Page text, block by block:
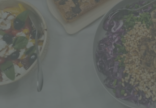
לשפר את
תפקוד האתר
ומבנהו,